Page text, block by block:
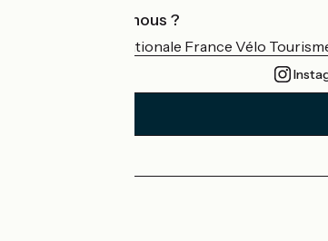
Qui sommes-nous ?
L'association nationale France Vélo